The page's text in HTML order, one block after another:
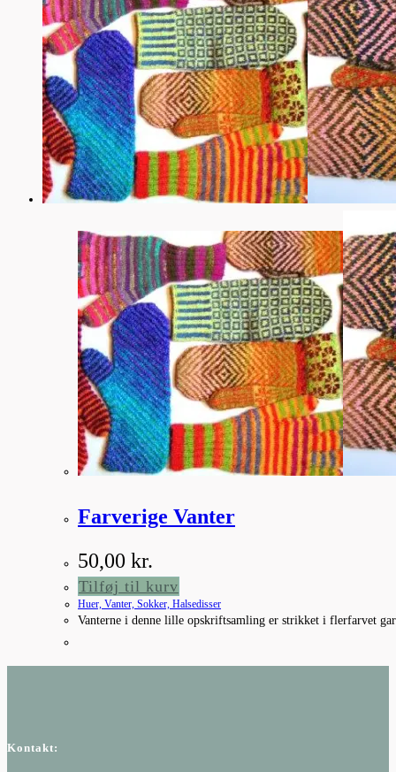
Farverige Vanter
50,00 kr.
Tilføj til kurv
Huer, Vanter, Sokker, Halsedisser
Vanterne i denne lille opskriftsamling er strikket i flerfarvet
Kontakt: